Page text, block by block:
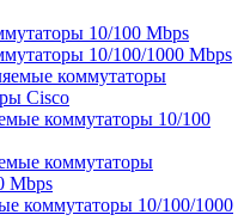
10/100 Mbps
10/100/1000 Mbps
коммутаторы
Cisco
коммутаторы 10/100
коммутаторы
Mbps
коммутаторы 10/100/1000